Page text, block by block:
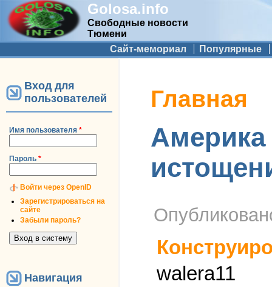
Golosa.info
Свободные новости
Тюмени
Дополнительное меню
Сайт-мемориал Популярные
Вход для
пользователей
Имя пользователя *
Пароль *
Войти через OpenID
Зарегистрироваться на
сайте
Забыли пароль?
Навигация
Вы здесь
Главная
Америка
walera11